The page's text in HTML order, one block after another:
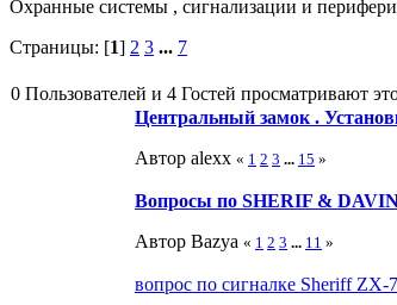
Охранные системы , сигнализации и
Страницы: [1] 2 3 ... 7
0 Пользователей и 4 Гостей просматривают
Центральный замок .
Автор alexx « 1 2 3 ... 15 »
Вопросы по SHERIF &
Автор Bazya « 1 2 3 ... 11 »
вопрос по сигналке Sheriff ZX-